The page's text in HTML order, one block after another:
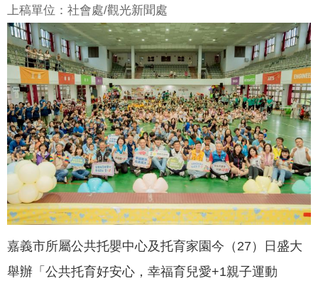
嘉
義
新
聞
活
動
公
告
機
關
站
便
上稿單位：社會處/觀光新聞處
嘉義市所屬公共托嬰中心及托育家園今（27）日盛大
舉辦「公共托育好安心，幸福育兒愛+1親子運動